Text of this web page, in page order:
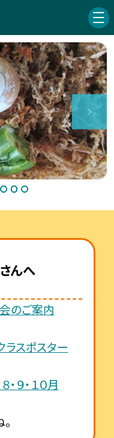
んへ
のご案内
スポスター
９・１０月